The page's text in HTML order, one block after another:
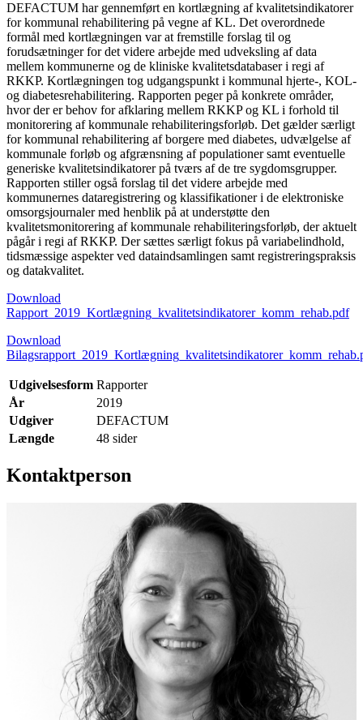
DEFACTUM har gennemført en kortlægning af kvalitetsindikatorer
for kommunal rehabilitering på vegne af KL. Det overordnede
formål med kortlægningen var at fremstille forslag til og
forudsætninger for det videre arbejde med udveksling af data
mellem kommunerne og de kliniske kvalitetsdatabaser i regi af
RKKP. Kortlægningen tog udgangspunkt i kommunal hjerte-, KOL-
og diabetesrehabilitering. Rapporten peger på konkrete områder,
hvor der er behov for afklaring mellem RKKP og KL i forhold til
monitorering af kommunale rehabiliteringsforløb. Det gælder særligt
for kommunal rehabilitering af borgere med diabetes, udvælgelse af
kommunale forløb og afgrænsning af populationer samt eventuelle
generiske kvalitetsindikatorer på tværs af de tre sygdomsgrupper.
Rapporten stiller også forslag til det videre arbejde med
kommunernes dataregistrering og klassifikationer i de elektroniske
omsorgsjournaler med henblik på at understøtte den
kvalitetsmonitorering af kommunale rehabiliteringsforløb, der aktuelt
pågår i regi af RKKP. Der sættes særligt fokus på variabelindhold,
tidsmæssige aspekter ved dataindsamlingen samt registreringspraksis
og datakvalitet.
Download
Rapport_2019_Kortlægning_kvalitetsindikatorer_komm_rehab.pdf
Download
Udgivelsesform Rapporter
År
2019
Udgiver
DEFACTUM
Længde
48 sider
Kontaktperson